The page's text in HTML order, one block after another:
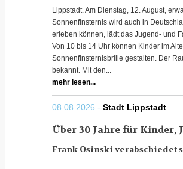
Lippstadt. Am Dienstag, 12. August,
Sonnenfinsternis wird auch in
erleben können, lädt das Jugend- und
Von 10 bis 14 Uhr können Kinder im
Sonnenfinsternisbrille gestalten. Der
bekannt. Mit den...
mehr lesen...
08.08.2026 - Stadt Lippstadt
Über 30 Jahre für Kinder,
Frank Osinski verabschiedet